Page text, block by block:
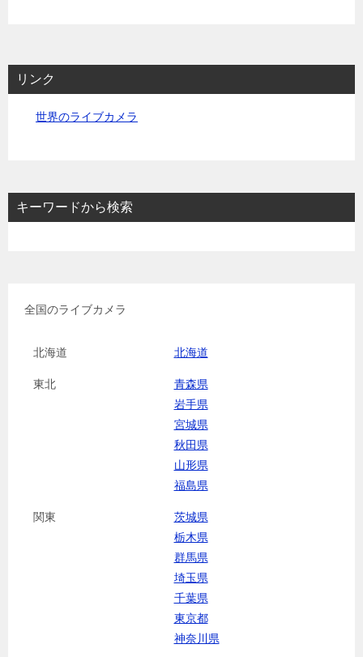
リンク
世界のライブカメラ
キーワードから検索
全国のライブカメラ
北海道 北海道
東北
青森県
岩手県
宮城県
秋田県
山形県
福島県
関東
茨城県
栃木県
群馬県
埼玉県
千葉県
東京都
神奈川県